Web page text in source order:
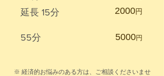
​延長 15分
​2000円
55分​ ​5000円
※ 経済的お悩みのある方は、ご相談くださいませ